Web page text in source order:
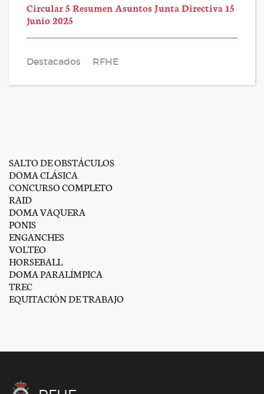
Circular 5 Resumen Asuntos Junta Directiva 15
junio 2025
Destacados RFHE
SALTO DE OBSTÁCULOS
DOMA CLÁSICA
CONCURSO COMPLETO
RAID
DOMA VAQUERA
PONIS
ENGANCHES
VOLTEO
HORSEBALL
DOMA PARALÍMPICA
TREC
EQUITACIÓN DE TRABAJO